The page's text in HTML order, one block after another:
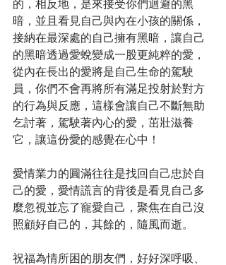
的，相反地，是來接受你們迴避的黑
暗，並且看見自己與內在小孩的關係，
接納在最深處的自己擁有黑暗，讓自己
的黑暗透過愛蛻變成一股更純粹的愛，
從內在長出的愛將是自己生命的駕駛
員，你們不會再將所有滿足投射於對方
的行為與反應，這樣會讓自己不斷無助
乞討著，駕駛著內心的愛，茁壯滋養
它，讓這份愛的感覺在心中！
愛情業力的圓滿往往是找回自己忠於自
己的愛，愛情謊言的背後是看見自己多
麼忽視並忘了寵愛自己，聚焦在自己沒
照顧好自己的，其餘的，隨風而逝。
祝福為情所困的朋友們，好好深呼吸、